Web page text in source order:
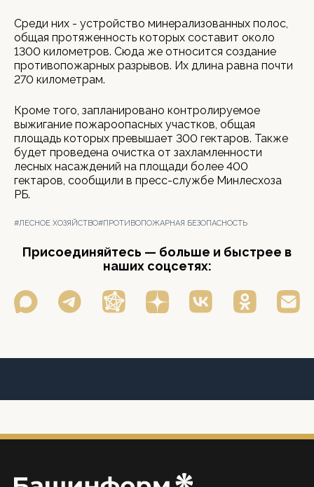
Среди них - устройство минерализованных полос,
общая протяженность которых составит около
1300 километров. Сюда же относится создание
противопожарных разрывов. Их длина равна почти
270 километрам.
Кроме того, запланировано контролируемое
выжигание пожароопасных участков, общая
площадь которых превышает 300 гектаров. Также
будет проведена очистка от захламленности
лесных насаждений на площади более 400
гектаров, сообщили в пресс-службе Минлесхоза
РБ.
#ЛЕСНОЕ ХОЗЯЙСТВО#ПРОТИВОПОЖАРНАЯ БЕЗОПАСНОСТЬ
Присоединяйтесь — больше и быстрее в
наших соцсетях: